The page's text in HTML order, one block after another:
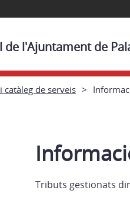
de l'Ajuntament de
catàleg de serveis
Tributs gestionats